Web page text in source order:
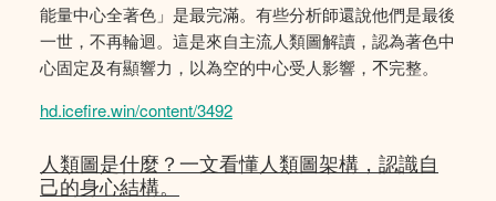
能量中心全著色」是最完滿。有些分析師還說他們是最後
一世，不再輪迴。這是來自主流人類圖解讀，認為著色中
心固定及有顯響力，以為空的中心受人影響，𣎴完整。
hd.icefire.win/content/3492
人類圖是什麼？一文看懂人類圖架構，認識自
己的身心結構。